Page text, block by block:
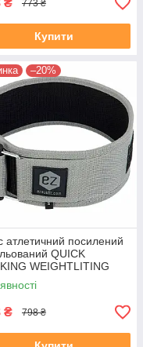
₴ 773 ₴
Купити
–20%
атлетичний посилений
QUICK
WEIGHTLITING
EZOUS O-02
10см розмір S-L сірий
₴ 798 ₴